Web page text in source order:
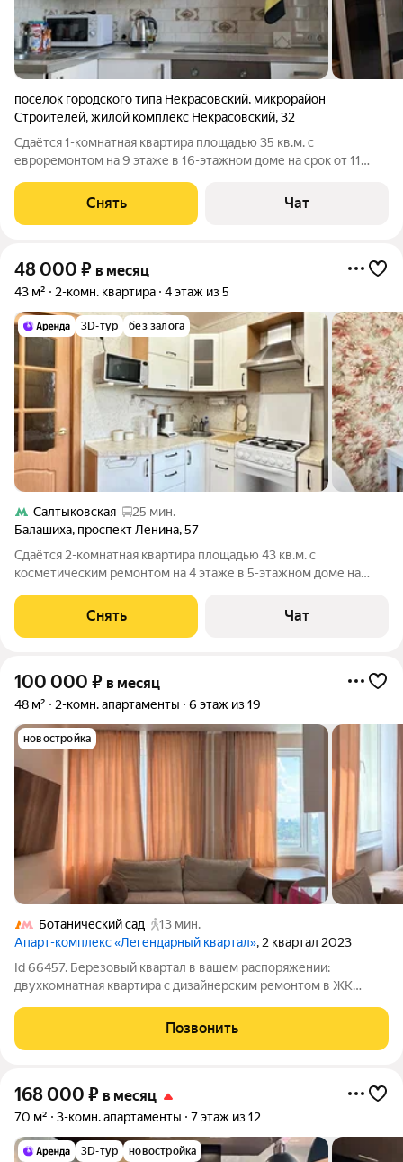
посёлок городского типа Некрасовский, микрорайон
Строителей,жилой комплекс Некрасовский,32
Сдаётся 1-комнатная квартира площадью 35 кв.м. с
евроремонтом на 9 этаже в 16-этажном доме на срок от 11
Стиральная машина Микроволновка Дом - монолитный, окна
выходят во двор и на улицу. В
Снять Чат
48 000 ₽ в месяц
43 м² 2-комн. квартира 4 этаж из 5
3D-тур без залога
Салтыковская
25 мин.
Балашиха, проспект Ленина,57
Сдаётся 2-комнатная квартира площадью 43 кв.м. с
косметическим ремонтом на 4 этаже в 5-этажном доме на
Стиральная машина Холодильник Кондиционер
Микроволновка Дом - кирпичный, окна
Снять Чат
100 000 ₽ в месяц
48 м² 2-комн. апартаменты 6 этаж из 19
новостройка
Ботанический сад
13 мин.
Апарт-комплекс «Легендарный квартал», 2 квартал 2023
Id 66457. Березовый квартал в вашем распоряжении:
двухкомнатная квартира с дизайнерским ремонтом в ЖК
поселиться в доме, построенном в 2023 году, и сразу же
наслаждаться продуманным
Позвонить
168 000 ₽ в месяц
70 м² 3-комн. апартаменты 7 этаж из 12
3D-тур новостройка